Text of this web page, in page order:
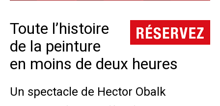
Toute l’histoire
de la peinture
en moins de deux heures
Un spectacle de Hector Obalk